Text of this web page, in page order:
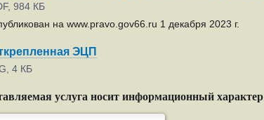
984 КБ
на www.pravo.gov66.ru 1 декабря 2023 г.
ЭЦП
4 КБ
услуга носит информационный характер